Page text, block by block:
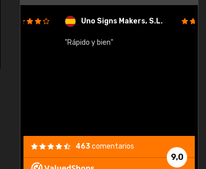
Uno Signs Makers, S.L.
"Rápido y bien"
9,0
463comentarios